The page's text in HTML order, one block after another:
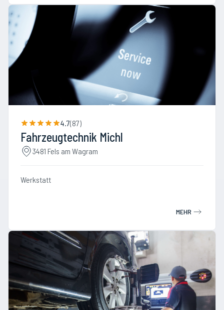
4.7(87)
Fahrzeugtechnik Michl
3481 Fels am Wagram
Werkstatt
MEHR